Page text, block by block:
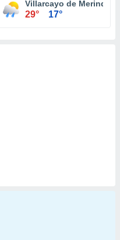
Villarcayo de Merindad
29° 17°